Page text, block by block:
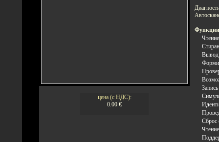
цена (с НДС):
0.00 €
Функции
Вывод
Сброс